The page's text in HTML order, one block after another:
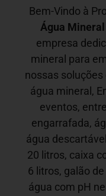
Bem-Vindo à
Água
empresa
mineral para
nossas
água mineral,
eventos,
engarrafada,
água
20 litros, caixa
6 litros, galão
água com pH